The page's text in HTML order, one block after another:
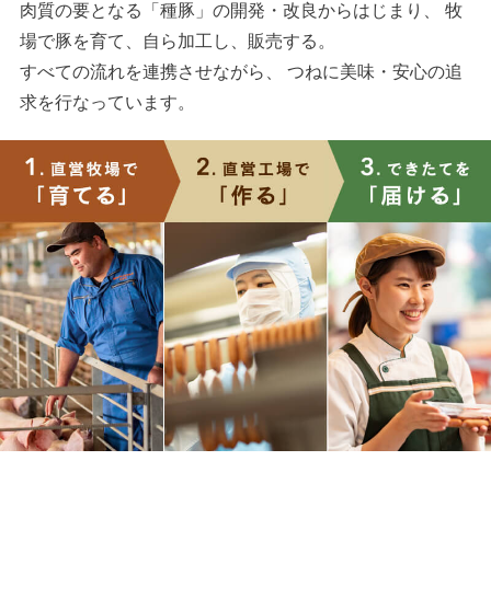
肉質の要となる「種豚」の開発・改良からはじまり、 牧
場で豚を育て、自ら加工し、販売する。
すべての流れを連携させながら、 つねに美味・安心の追
求を行なっています。